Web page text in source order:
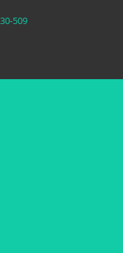
509